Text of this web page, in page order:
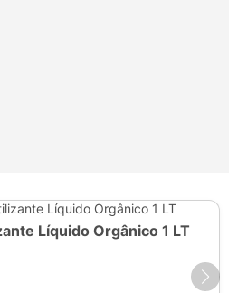
Líquido Orgânico 1 LT